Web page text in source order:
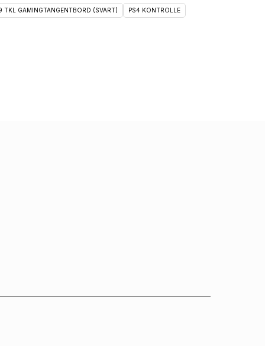
TKL GAMINGTANGENTBORD (SVART) PS4 KONTROLLE